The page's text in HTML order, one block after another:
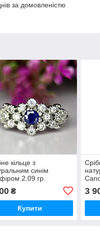
за домовленістю
кільце з
синім
2.09 гр.
₴
Купити
3